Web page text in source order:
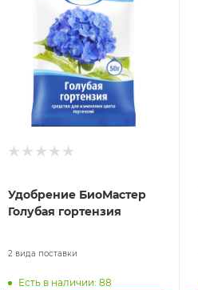
Удобрение БиоМастер
Голубая гортензия
2 вида поставки
Есть в наличии: 88